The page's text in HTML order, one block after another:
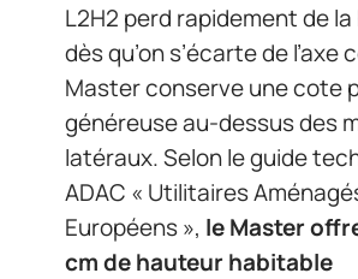
L2H2 perd rapidement de
dès qu’on s’écarte de l’axe
Master conserve une cote
généreuse au-dessus des
latéraux. Selon le guide
ADAC « Utilitaires
Européens », le Master
cm de hauteur habitable